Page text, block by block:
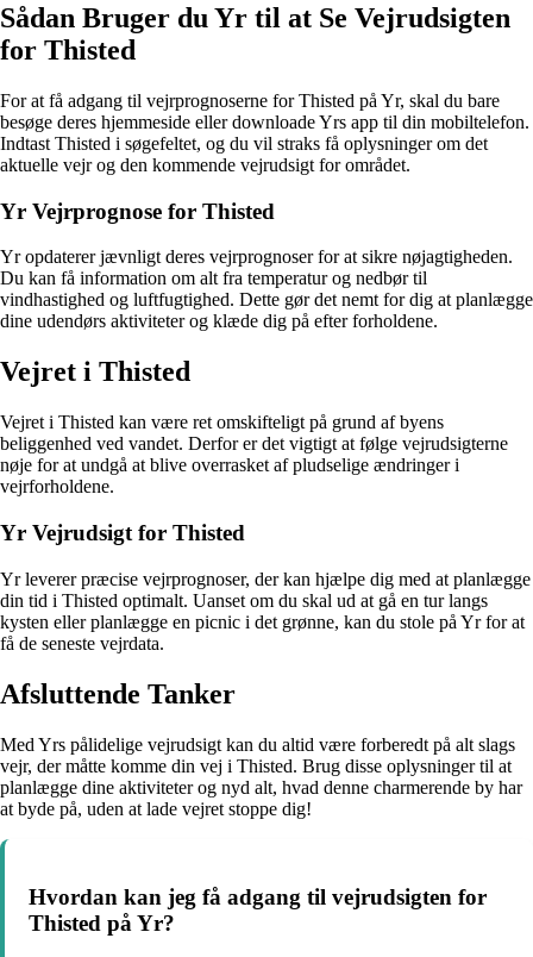
Sådan Bruger du Yr til at Se Vejrudsigten
for Thisted
For at få adgang til vejrprognoserne for Thisted på Yr, skal du bare
besøge deres hjemmeside eller downloade Yrs app til din mobiltelefon.
Indtast Thisted i søgefeltet, og du vil straks få oplysninger om det
aktuelle vejr og den kommende vejrudsigt for området.
Yr Vejrprognose for Thisted
Yr opdaterer jævnligt deres vejrprognoser for at sikre nøjagtigheden.
Du kan få information om alt fra temperatur og nedbør til
vindhastighed og luftfugtighed. Dette gør det nemt for dig at planlægge
dine udendørs aktiviteter og klæde dig på efter forholdene.
Vejret i Thisted
Vejret i Thisted kan være ret omskifteligt på grund af byens
beliggenhed ved vandet. Derfor er det vigtigt at følge vejrudsigterne
nøje for at undgå at blive overrasket af pludselige ændringer i
vejrforholdene.
Yr Vejrudsigt for Thisted
Yr leverer præcise vejrprognoser, der kan hjælpe dig med at planlægge
din tid i Thisted optimalt. Uanset om du skal ud at gå en tur langs
kysten eller planlægge en picnic i det grønne, kan du stole på Yr for at
få de seneste vejrdata.
Afsluttende Tanker
Med Yrs pålidelige vejrudsigt kan du altid være forberedt på alt slags
vejr, der måtte komme din vej i Thisted. Brug disse oplysninger til at
planlægge dine aktiviteter og nyd alt, hvad denne charmerende by har
at byde på, uden at lade vejret stoppe dig!
Hvordan kan jeg få adgang til vejrudsigten for
Thisted på Yr?